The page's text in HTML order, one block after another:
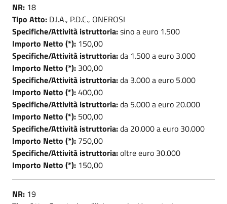
NR: 18
Tipo Atto: D.I.A., P.D.C., ONEROSI
Specifiche/Attività istruttoria:sino a euro 1.500
Importo Netto (*): 150,00
Specifiche/Attività istruttoria:da 1.500 a euro 3.000
Importo Netto (*): 300,00
Specifiche/Attività istruttoria:da 3.000 a euro 5.000
Importo Netto (*):400,00
Specifiche/Attività istruttoria:da 5.000 a euro 20.000
Importo Netto (*): 500,00
Specifiche/Attività istruttoria:da 20.000 a euro 30.000
Importo Netto (*): 750,00
Specifiche/Attività istruttoria:oltre euro 30.000
Importo Netto (*): 150,00
NR: 19